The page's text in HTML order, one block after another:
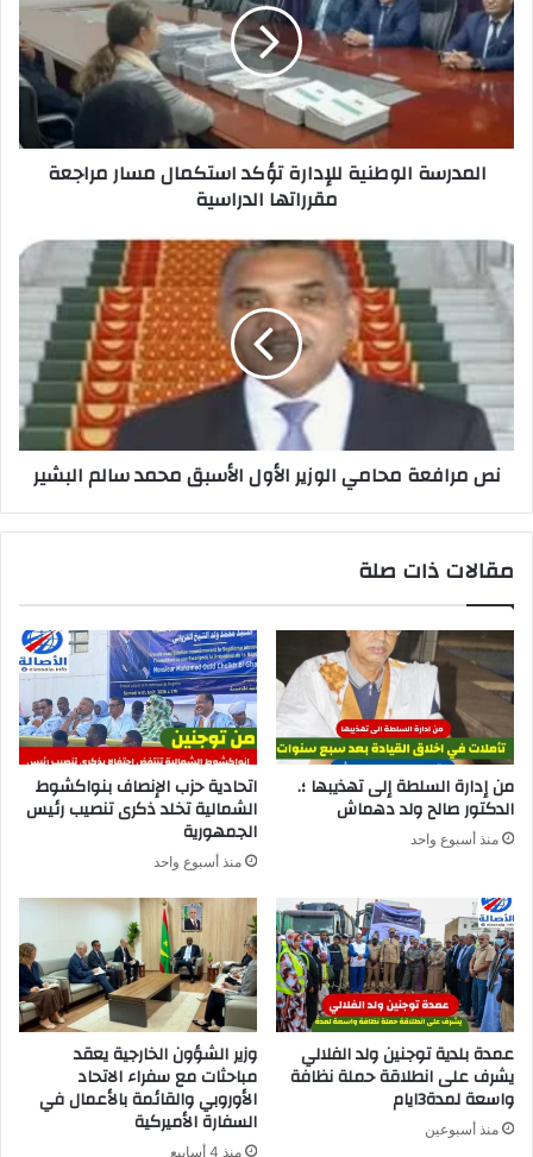
المدرسة الوطنية للإدارة تؤكد استكمال مسار مراجعة
مقرراتها الدراسية
نص مرافعة محامي الوزير الأول الأسبق محمد سالم البشير
مقالات ذات صلة
من إدارة السلطة إلى تهذيبها ؛.
الدكتور صالح ولد دهماش
منذ أسبوع واحد
اتحادية حزب الإنصاف بنواكشوط
الشمالية تخلد ذكرى تنصيب رئيس
الجمهورية
منذ أسبوع واحد
عمدة بلدية توجنين ولد الفلالي
يشرف على انطلاقة حملة نظافة
واسعة لمدة3ايام
منذ أسبوعين
وزير الشؤون الخارجية يعقد
مباحثات مع سفراء الاتحاد
الأوروبي والقائمة بالأعمال في
السفارة الأميركية
منذ 4 أسابيع